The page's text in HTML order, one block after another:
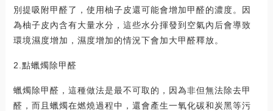
別提吸附甲醛了，使用柚子皮還可能會增加甲醛的濃度。因
為柚子皮內含有大量水分，這些水分揮發到空氣內后會導致
環境濕度增加，濕度增加的情況下會加大甲醛釋放。
2.點蠟燭除甲醛
蠟燭除甲醛，這種做法是最不可取的，因為非但無法除去甲
醛，而且蠟燭在燃燒過程中，還會產生一氧化碳和炭黑等污